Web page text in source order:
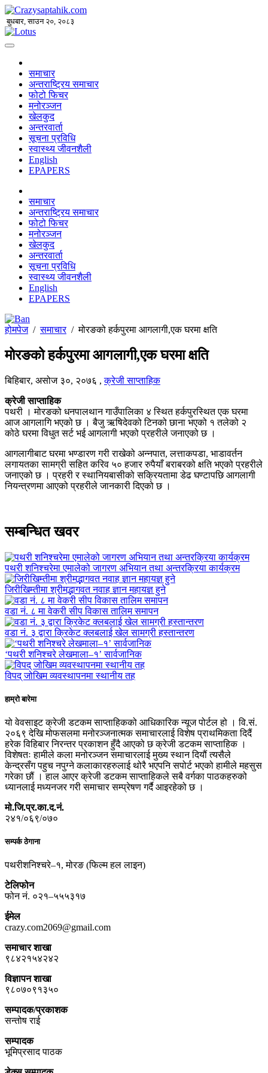
बुधबार, साउन २०, २०८३
समाचार
अन्तराष्ट्रिय समाचार
फोटो फिचर
मनोरञ्जन
खेलकुद
अन्तरवार्ता
सूचना प्रविधि
स्वास्थ्य जीवनशैली
English
EPAPERS
समाचार
अन्तराष्ट्रिय समाचार
फोटो फिचर
मनोरञ्जन
खेलकुद
अन्तरवार्ता
सूचना प्रविधि
स्वास्थ्य जीवनशैली
English
EPAPERS
होमपेज/समाचार/मोरङको हर्कपुरमा आगलागी,एक घरमा क्षति
मोरङको हर्कपुरमा आगलागी,एक घरमा क्षति
बिहिबार, असोज ३०, २०७६ ,क्रेजी साप्ताहिक
क्रेजी साप्ताहिक
पथरी । मोरङको धनपालथान गाउँपालिका ४ स्थित हर्कपुरस्थित एक घरमा
आज आगलागि भएको छ । बैजु ऋषिदेवको टिनको छाना भएको १ तलेको २
कोठे घरमा विधुत सर्ट भई आगलागी भएको प्रहरीले जनाएको छ ।
आगलागीबाट घरमा भण्डारण गरी राखेको अन्नपात, लत्ताकपडा, भाडावर्तन
लगायतका सामग्री सहित करिव ५० हजार रुपैयाँ बराबरको क्षति भएको प्रहरीले
जनाएको छ । प्रहरी र स्थानियबासीको सक्रियतामा डेढ घण्टापछि आगलागी
नियन्त्रणमा आएको प्रहरीले जानकारी दिएको छ ।
सम्बन्धित खवर
पथरी शनिश्चरेमा एमालेको जागरण अभियान तथा अन्तरक्रिया कार्यक्रम
जिरीखिम्तीमा श्रीमद्भागवत नवाह ज्ञान महायज्ञ हुने
वडा नं. ८ मा वेकरी सीप विकास तालिम समापन
वडा नं. ३ द्वारा क्रिकेट क्लबलाई खेल सामग्री हस्तान्तरण
‘पथरी शनिश्चरे लेखमाला–१’ सार्वजानिक
विपद् जोखिम व्यवस्थापनमा स्थानीय तह
हाम्रो बारेमा
यो वेवसाइट क्रेजी डटकम साप्ताहिकको आधिकारिक न्यूज पोर्टल हो । वि.सं.
२०६९ देखि मोफसलमा मनोरञ्जनात्मक समाचारलाई विशेष प्राथमिकता दिदैं
हरेक विहिबार निरन्तर प्रकाशन हुँदै आएको छ क्रेजी डटकम साप्ताहिक ।
विशेषतः हामीले कला मनोरञ्जन समाचारलाई मुख्य स्थान दियौं त्यसैले
केन्द्रसँग पहुच नपुग्ने कलाकारहरुलाई थोरै भएपनि सपोर्ट भएको हामीले महसुस
गरेका छौं । हाल आएर क्रेजी डटकम साप्ताहिकले सबै वर्गका पाठकहरुको
ध्यानलाई मध्यनजर गरी समाचार सम्प्रेषण गर्दै आइरहेको छ ।
मो.जि.प्र.का.द.नं.
२४१/०६९/०७०
सम्पर्क ठेगाना
पथरीशनिश्चरे–१, मोरङ (फिल्म हल लाइन)
टेलिफोन
फोन नं. ०२१–५५५३१७
ईमेल
crazy.com2069@gmail.com
समाचार शाखा
९८४२१५४२४२
विज्ञापन शाखा
९८०७०९१३५०
सम्पादक/प्रकाशक
सन्तोष राई
सम्पादक
भूमिप्रसाद पाठक